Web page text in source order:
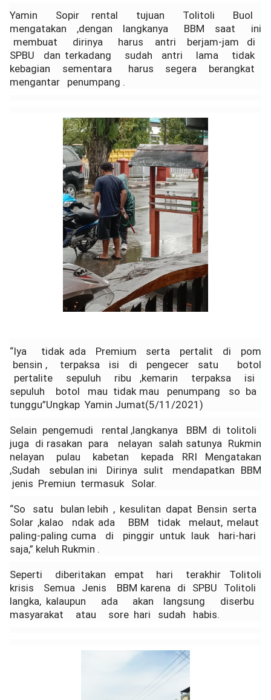
Yamin Sopir rental tujuan Tolitoli Buol
mengatakan ,dengan langkanya BBM saat ini
membuat dirinya harus antri berjam-jam di
SPBU dan terkadang sudah antri lama tidak
kebagian sementara harus segera berangkat
mengantar penumpang .
“Iya tidak ada Premium serta pertalit di pom
bensin , terpaksa isi di pengecer satu botol
pertalite sepuluh ribu ,kemarin terpaksa isi
sepuluh botol mau tidak mau penumpang so ba
tunggu”Ungkap Yamin Jumat(5/11/2021)
Selain pengemudi rental ,langkanya BBM di tolitoli
juga di rasakan para nelayan salah satunya Rukmin
nelayan pulau kabetan kepada RRI Mengatakan
,Sudah sebulan ini Dirinya sulit mendapatkan BBM
jenis Premiun termasuk Solar.
“So satu bulan lebih , kesulitan dapat Bensin serta
Solar ,kalao ndak ada BBM tidak melaut, melaut
paling-paling cuma di pinggir untuk lauk hari-hari
saja,” keluh Rukmin .
Seperti diberitakan empat hari terakhir Tolitoli
krisis Semua Jenis BBM karena di SPBU Tolitoli
langka, kalaupun ada akan langsung diserbu
masyarakat atau sore hari sudah habis.